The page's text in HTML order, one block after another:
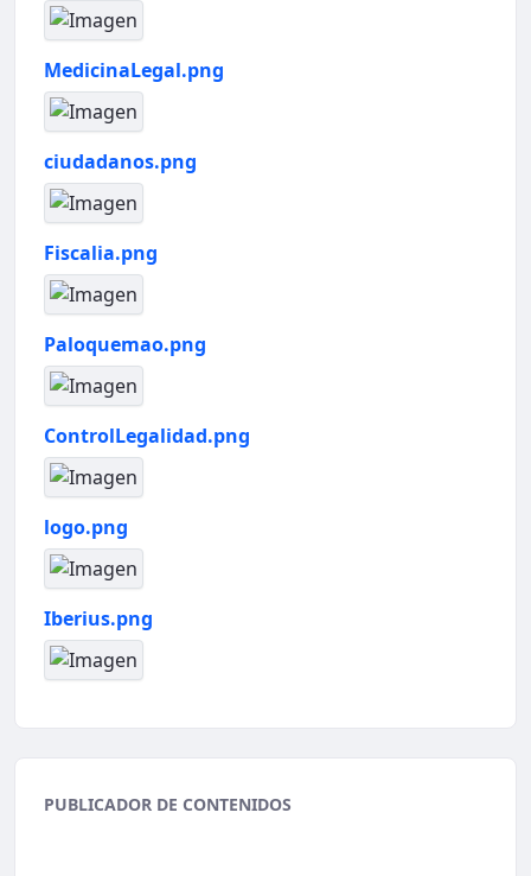
MedicinaLegal.png
ciudadanos.png
Fiscalia.png
Paloquemao.png
ControlLegalidad.png
logo.png
Iberius.png
PUBLICADOR DE CONTENIDOS